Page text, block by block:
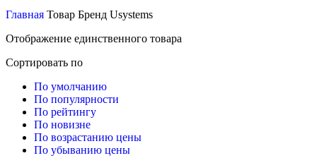
Главная Товар Бренд Usystems
Отображение единственного товара
Сортировать по
По умолчанию
По популярности
По рейтингу
По новизне
По возрастанию цены
По убыванию цены